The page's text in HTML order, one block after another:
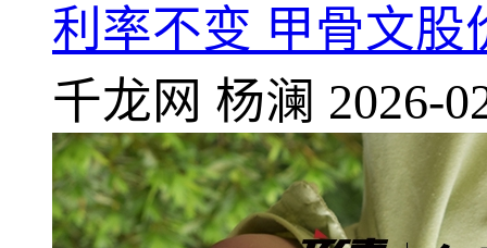
利率不变 甲骨文股
千龙网 杨澜 2026-